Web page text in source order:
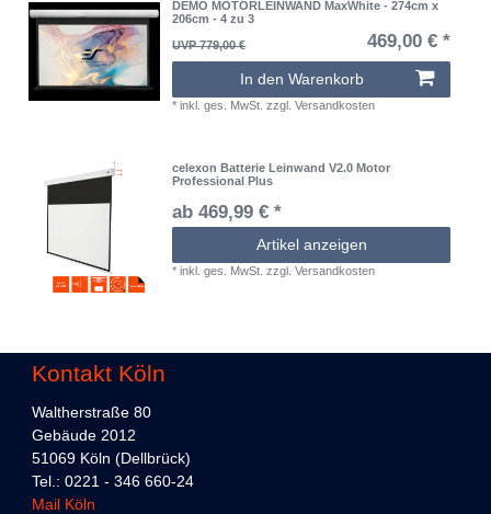
DEMO MOTORLEINWAND MaxWhite - 274cm x
206cm - 4 zu 3
UVP 779,00 €
469,00 € *
In den Warenkorb
*inkl. ges. MwSt. zzgl.Versandkosten
celexon Batterie Leinwand V2.0 Motor
Professional Plus
ab 469,99 € *
Artikel anzeigen
*inkl. ges. MwSt. zzgl.Versandkosten
Kontakt Köln
Waltherstraße 80
Gebäude 2012
51069 Köln (Dellbrück)
Tel.: 0221 - 346 660-24
Mail Köln